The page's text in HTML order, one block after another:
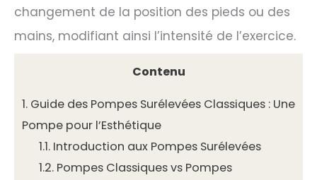
changement de la position des pieds ou des
mains, modifiant ainsi l’intensité de l’exercice.
Contenu
1. Guide des Pompes Surélevées Classiques : Une
Pompe pour l’Esthétique
1.1. Introduction aux Pompes Surélevées
1.2. Pompes Classiques vs Pompes